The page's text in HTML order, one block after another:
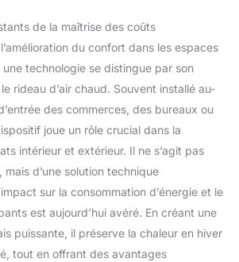
de la maîtrise des coûts
du confort dans les espaces
technologie se distingue par son
rideau d’air chaud. Souvent installé au-
des commerces, des bureaux ou
joue un rôle crucial dans la
intérieur et extérieur. Il ne s’agit pas
mais d’une solution technique
sur la consommation d’énergie et le
est aujourd’hui avéré. En créant une
puissante, il préserve la chaleur en hiver
tout en offrant des avantages